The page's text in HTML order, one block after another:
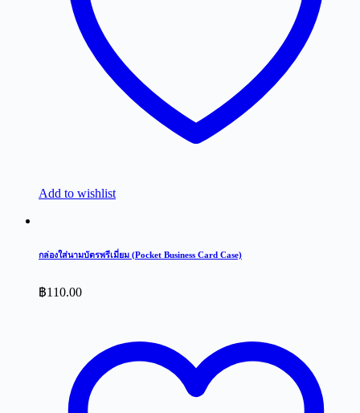
Add to wishlist
กล่องใส่นามบัตรพรีเมี่ยม (Pocket Business Card Case)
฿110.00